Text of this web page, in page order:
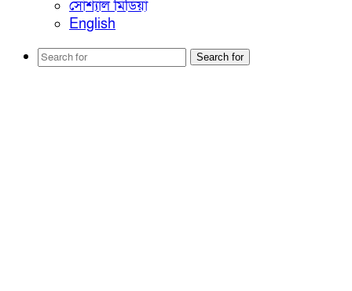
সোশ্যাল মিডিয়া
English
Search for